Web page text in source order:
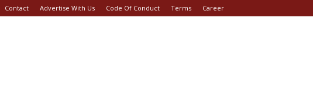
Contact Advertise With Us Code Of Conduct Terms Career